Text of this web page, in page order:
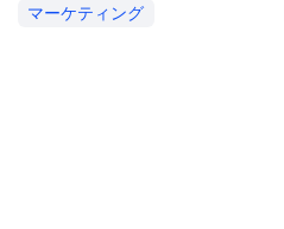
マーケティング